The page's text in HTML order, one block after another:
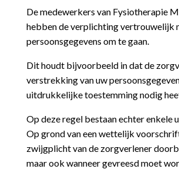
De medewerkers van Fysiotherapie
hebben de verplichting vertrouwelijk
persoonsgegevens om te gaan.
Dit houdt bijvoorbeeld in dat de
verstrekking van uw
uitdrukkelijke toestemming nodig
Op deze regel bestaan echter enkele
Op grond van een wettelijk
zwijgplicht van de zorgverlener
maar ook wanneer gevreesd moet